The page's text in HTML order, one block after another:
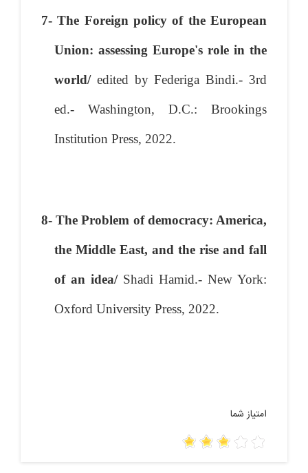
7- The Foreign policy of the European
Union: assessing Europe's role in the
world/ edited by Federiga Bindi.- 3rd
ed.- Washington, D.C.: Brookings
Institution Press, 2022.
8- The Problem of democracy: America,
the Middle East, and the rise and fall
of an idea/ Shadi Hamid.- New York:
Oxford University Press, 2022.
امتیاز شما